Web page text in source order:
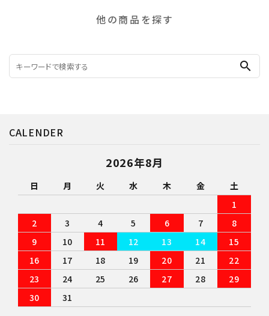
他の商品を探す
search
CALENDER
2026年8月
日 月 火 水 木 金
土
1
2
3 4 5 6 7
8
9
10 11 12 13 14
15
16
17 18 19 20 21
22
23
24 25 26 27 28
29
30
31